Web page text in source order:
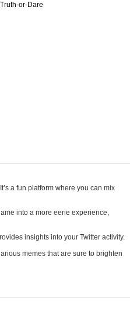
or-Dare
It’s a fun platform where you can mix
into a more eerie experience,
insights into your Twitter activity.
memes that are sure to brighten